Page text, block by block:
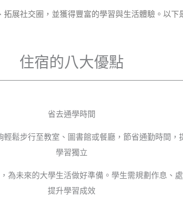
展社交圈，並獲得豐富的學習與生活體驗。以
住宿的八大優點
省去通學時間
鬆步行至教室、圖書館或餐廳，節省通勤時間，
學習獨立
為未來的大學生活做好準備。學生需規劃作息、
提升學習成效